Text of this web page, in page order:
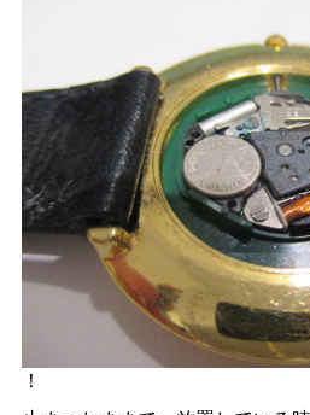
！